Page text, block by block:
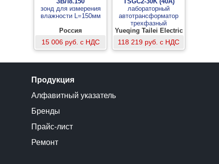
зонд для измерения
влажности L=150мм
Россия
15 006 руб. с НДС
лабораторный
автотрансформатор
трехфазный
Yueqing Tailei Electric
118 219 руб. с НДС
Продукция
Алфавитный указатель
Бренды
Прайс-лист
Ремонт